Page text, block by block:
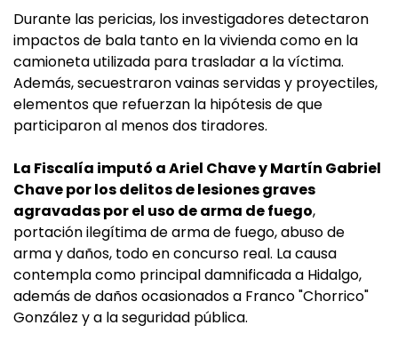
Durante las pericias, los investigadores detectaron
impactos de bala tanto en la vivienda como en la
camioneta utilizada para trasladar a la víctima.
Además, secuestraron vainas servidas y proyectiles,
elementos que refuerzan la hipótesis de que
participaron al menos dos tiradores.
La Fiscalía imputó a Ariel Chave y Martín Gabriel
Chave por los delitos de lesiones graves
agravadas por el uso de arma de fuego,
portación ilegítima de arma de fuego, abuso de
arma y daños, todo en concurso real. La causa
contempla como principal damnificada a Hidalgo,
además de daños ocasionados a Franco "Chorrico"
González y a la seguridad pública.